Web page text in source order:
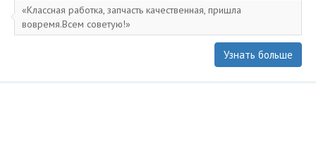
Классная работка, запчасть качественная, пришла
вовремя.Всем советую!
Узнать больше